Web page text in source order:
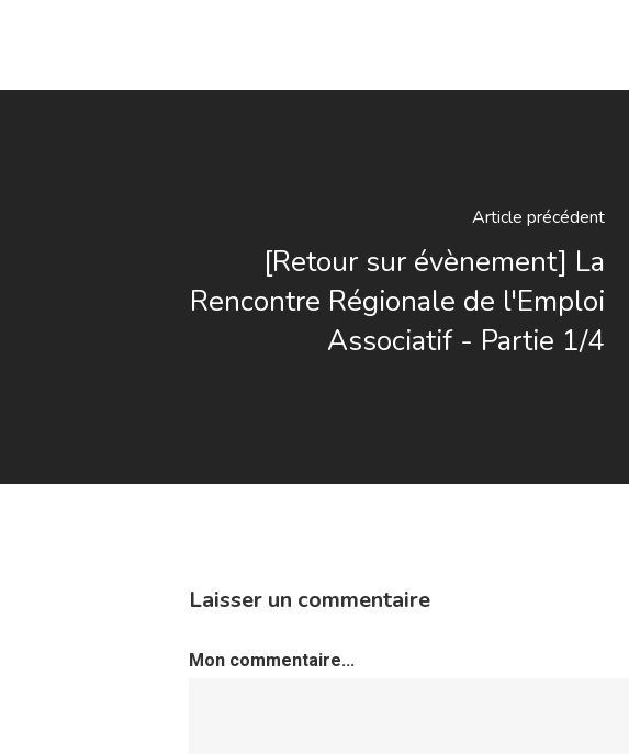
Article précédent
[Retour sur évènement] La
Rencontre Régionale de l'Emploi
Associatif - Partie 1/4
Laisser un commentaire
Mon commentaire...